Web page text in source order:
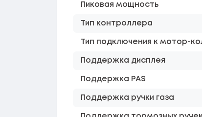
Пиковая мощность
Тип контроллера
Тип подключения к мотор-
Поддержка дисплея
Поддержка PAS
Поддержка ручки газа